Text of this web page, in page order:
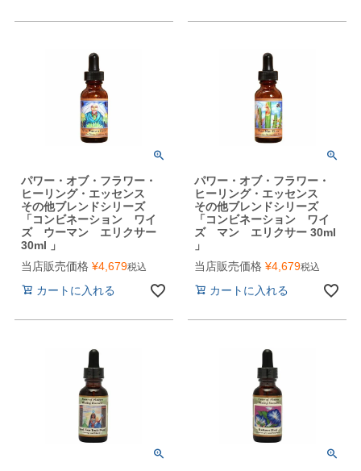
パワー・オブ・フラワー・
ヒーリング・エッセンス
その他ブレンドシリーズ
「コンビネーション ワイ
ズ ウーマン エリクサー
30ml 」
当店販売価格 ¥4,679税込
カートに入れる
パワー・オブ・フラワー・
ヒーリング・エッセンス
その他ブレンドシリーズ
「コンビネーション ワイ
ズ マン エリクサー 30ml
」
当店販売価格 ¥4,679税込
カートに入れる